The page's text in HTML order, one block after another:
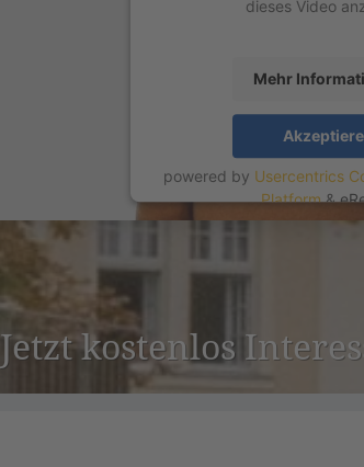
dieses Video
Mehr
powered by Usercentrics
Platform&
Jetzt kostenlos